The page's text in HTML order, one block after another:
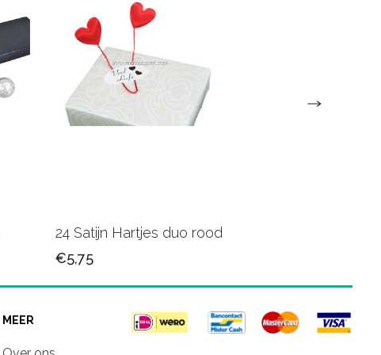
24 Satijn Hartjes duo rood
€5,75
MEER